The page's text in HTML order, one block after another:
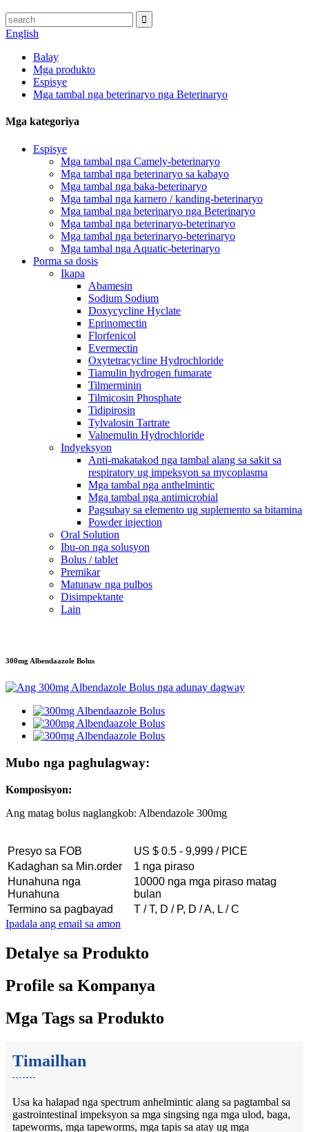
English
Balay
Mga produkto
Espisye
Mga tambal nga beterinaryo nga Beterinaryo
Mga kategoriya
Espisye
Mga tambal nga Camely-beterinaryo
Mga tambal nga beterinaryo sa kabayo
Mga tambal nga baka-beterinaryo
Mga tambal nga karnero / kanding-beterinaryo
Mga tambal nga beterinaryo nga Beterinaryo
Mga tambal nga beterinaryo-beterinaryo
Mga tambal nga beterinaryo-beterinaryo
Mga tambal nga Aquatic-beterinaryo
Porma sa dosis
Ikapa
Abamesin
Sodium Sodium
Doxycycline Hyclate
Eprinomectin
Florfenicol
Evermectin
Oxytetracycline Hydrochloride
Tiamulin hydrogen fumarate
Tilmerminin
Tilmicosin Phosphate
Tidipirosin
Tylvalosin Tartrate
Valnemulin Hydrochloride
Indyeksyon
Anti-makatakod nga tambal alang sa sakit sa
respiratory ug impeksyon sa mycoplasma
Mga tambal nga anthelmintic
Mga tambal nga antimicrobial
Pagsubay sa elemento ug suplemento sa bitamina
Powder injection
Oral Solution
Ibu-on nga solusyon
Bolus / tablet
Premikar
Matunaw nga pulbos
Disimpektante
Lain
300mg Albendaazole Bolus
Mubo nga paghulagway:
Komposisyon:
Ang matag bolus naglangkob: Albendazole 300mg
Presyo sa FOB
US $ 0.5 - 9,999 / PICE
Kadaghan sa Min.order
1 nga piraso
Hunahuna nga
Hunahuna
10000 nga mga piraso matag
bulan
Termino sa pagbayad
T / T, D / P, D / A, L / C
Ipadala ang email sa amon
Detalye sa Produkto
Profile sa Kompanya
Mga Tags sa Produkto
Timailhan
Usa ka halapad nga spectrum anhelmintic alang sa pagtambal sa
gastrointestinal impeksyon sa mga singsing nga mga ulod, baga,
tapeworms, mga tapeworms, mga tapis sa atay ug mga